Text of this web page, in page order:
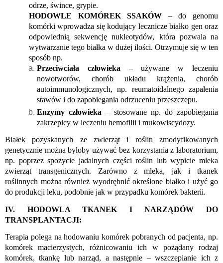
odrze, śwince, grypie.
HODOWLE KOMÓREK SSAKÓW – do genomu
komórki wprowadza się kodujący lecznicze białko gen oraz
odpowiednią sekwencję nukleotydów, która pozwala na
wytwarzanie tego białka w dużej ilości. Otrzymuje się w ten
sposób np.
Przeciwciała człowieka – używane w leczeniu
nowotworów, chorób układu krążenia, chorób
autoimmunologicznych, np. reumatoidalnego zapalenia
stawów i do zapobiegania odrzuceniu przeszczepu.
Enzymy człowieka – stosowane np. do zapobiegania
zakrzepicy w leczeniu hemofilii i mukowiscydozy.
Białek pozyskanych ze zwierząt i roślin zmodyfikowanych
genetycznie można byłoby używać bez korzystania z laboratorium,
np. poprzez spożycie jadalnych części roślin lub wypicie mleka
zwierząt transgenicznych. Zarówno z mleka, jak i tkanek
roślinnych można również wyodrębnić określone białko i użyć go
do produkcji leku, podobnie jak w przypadku komórek bakterii.
IV. HODOWLA TKANEK I NARZĄDÓW DO
TRANSPLANTACJI:
Terapia polega na hodowaniu komórek pobranych od pacjenta, np.
komórek macierzystych, różnicowaniu ich w pożądany rodzaj
komórek, tkankę lub narząd, a następnie – wszczepianie ich z